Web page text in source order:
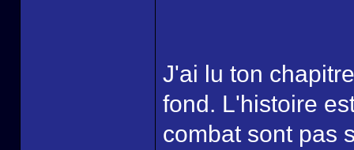
J'ai lu ton
fond. L'histoire
combat sont pas